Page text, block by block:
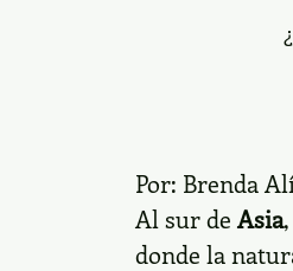
Por: Brenda
Al sur de Asia
donde la